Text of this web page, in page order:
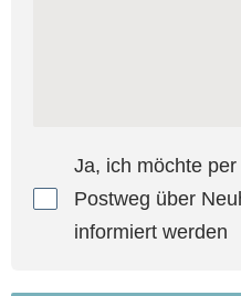
Ja, ich möchte
Postweg über
informiert werden